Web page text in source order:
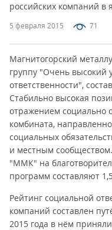
5 февраля 2015 71
российских компаний в
Магнитогорский
группу "Очень высокий
ответственности",
Стабильно высокая
отражением социально
комбината,
социальных
и местным
"ММК" на
программ составляют
Рейтинг социальной
компаний составлен
2015 года в нём